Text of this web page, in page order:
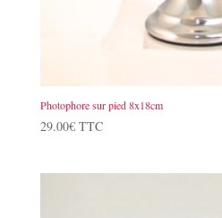
Photophore sur pied 8x18cm
29.00€ TTC